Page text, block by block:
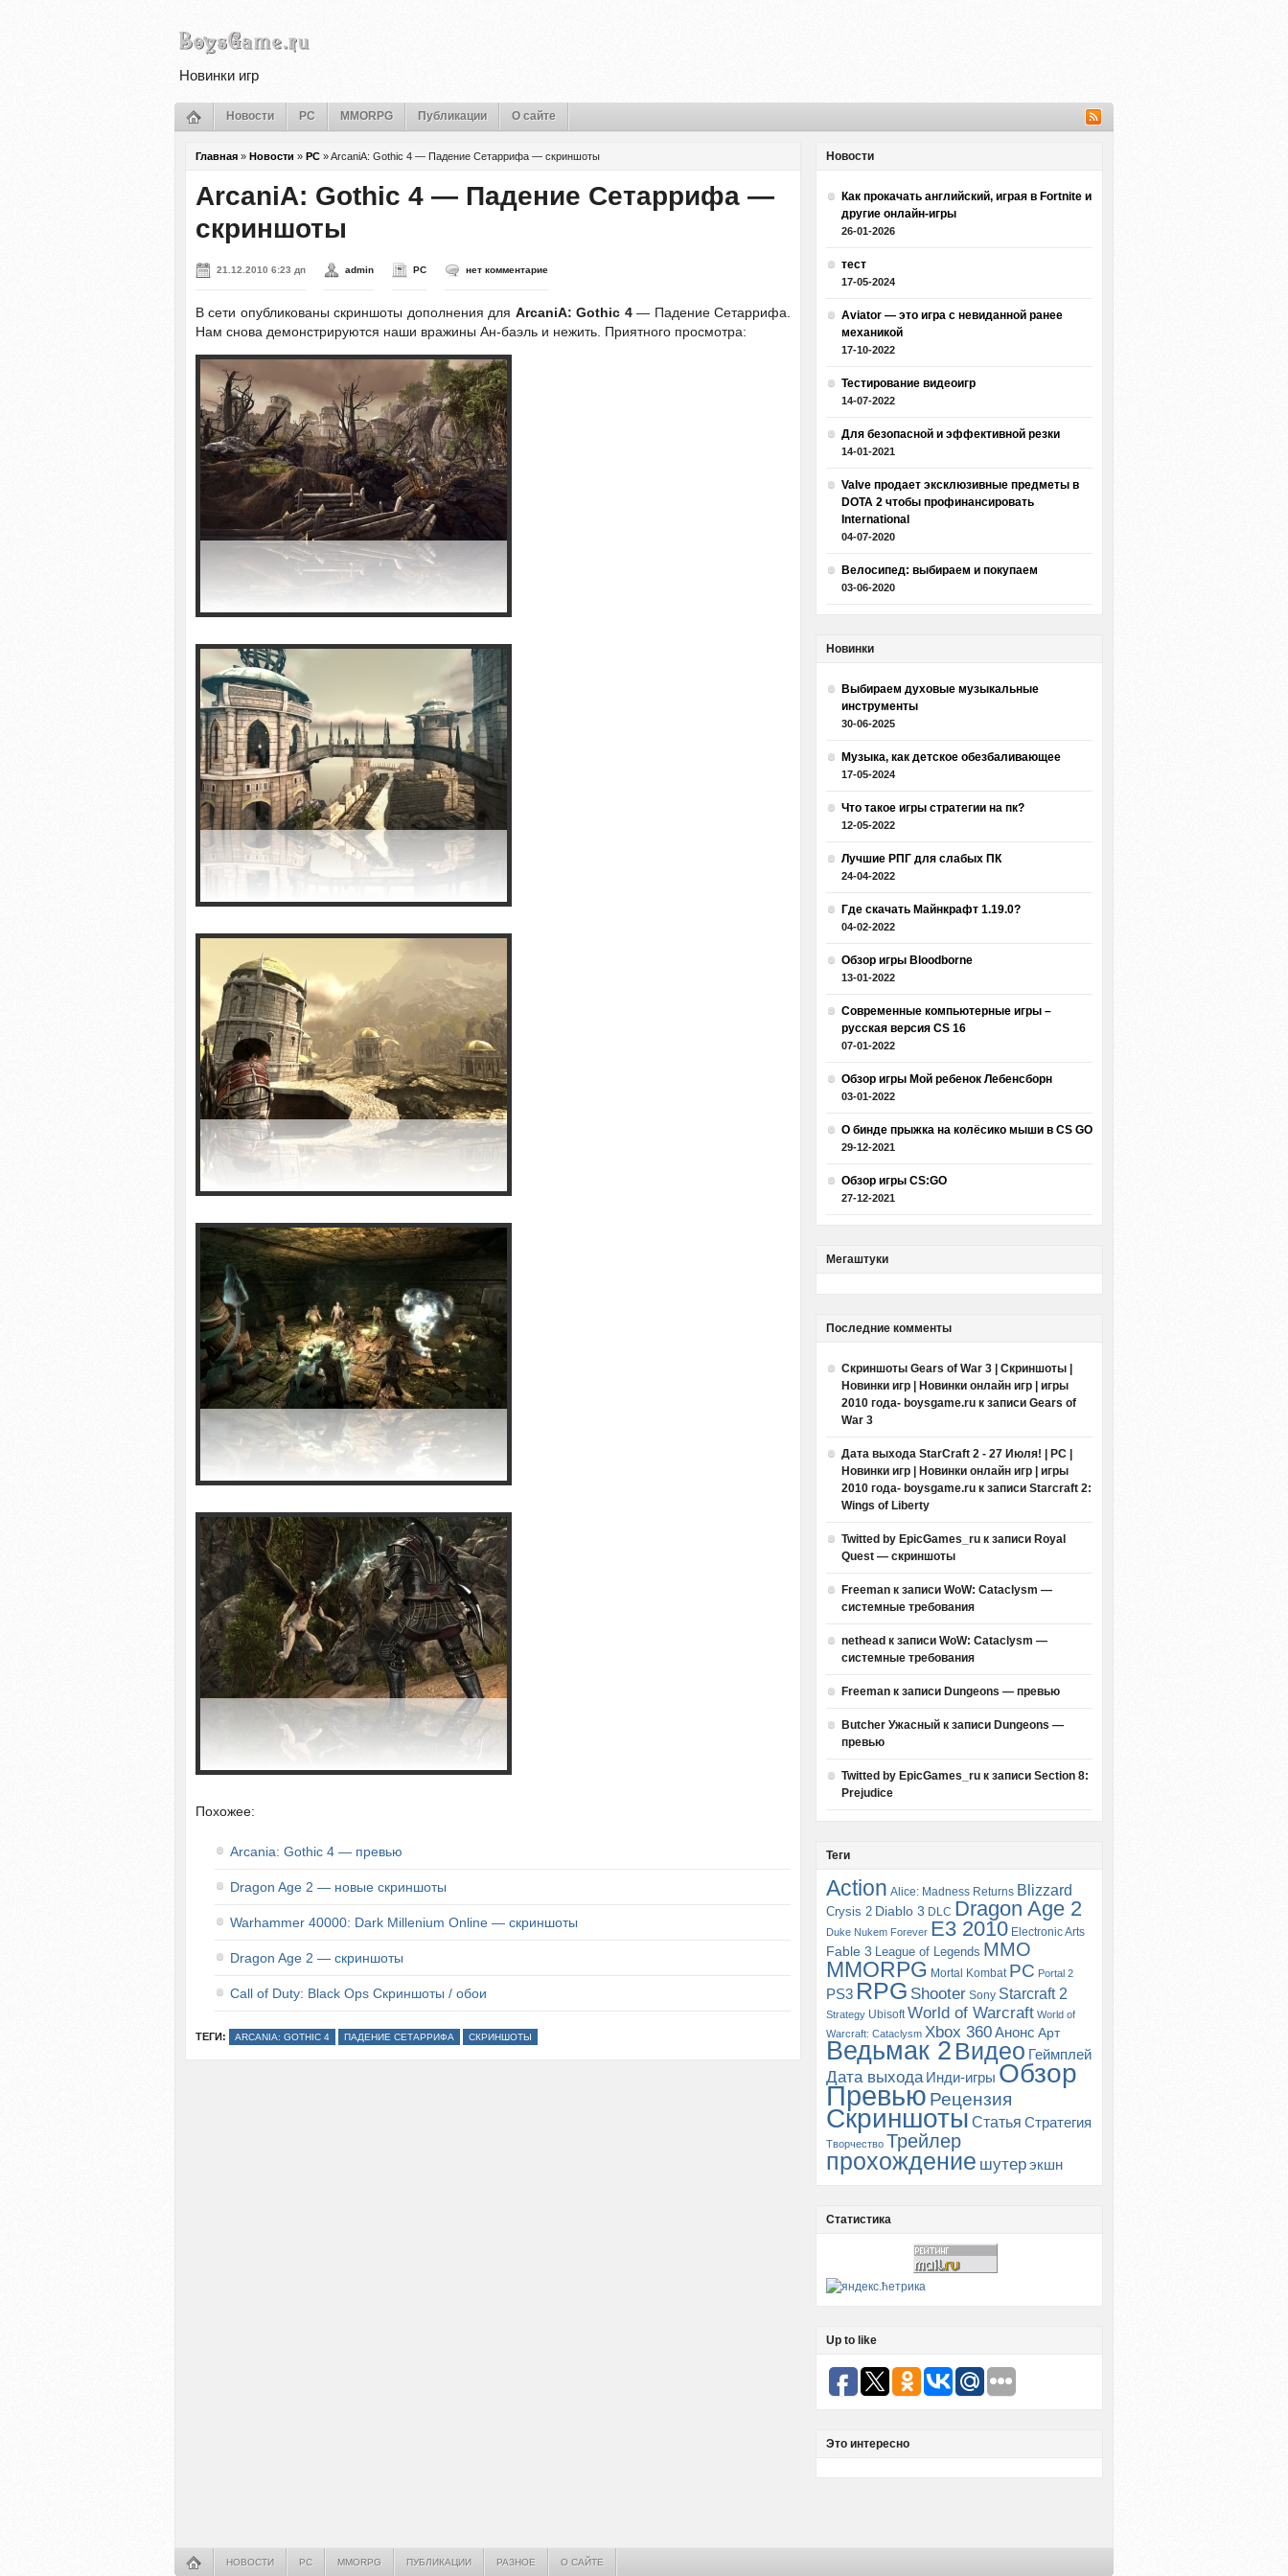
Новинки игр
Новости PC MMORPG Публикации О сайте
Главная » Новости » PC »ArcaniA: Gothic 4 — Падение Сетаррифа — скриншоты
ArcaniA: Gothic 4 — Падение Сетаррифа —
скриншоты
21.12.2010 6:23 дп admin PC нет комментарие
В сети опубликованы скриншоты дополнения для ArcaniA: Gothic 4— Падение Сетаррифа.
Нам снова демонстрируются наши вражины Ан-баэль и нежить. Приятного просмотра:
Похожее:
Arcania: Gothic 4 — превью
Dragon Age 2 — новые скриншоты
Warhammer 40000: Dark Millenium Online — скриншоты
Dragon Age 2 — скриншоты
Call of Duty: Black Ops Скриншоты / обои
ТЕГИ: ARCANIA: GOTHIC 4 ПАДЕНИЕ СЕТАРРИФА СКРИНШОТЫ
Новости
Как прокачать английский, играя в Fortnite и
другие онлайн-игры
26-01-2026
тест
17-05-2024
Aviator — это игра с невиданной ранее
механикой
17-10-2022
Тестирование видеоигр
14-07-2022
Для безопасной и эффективной резки
14-01-2021
Valve продает эксклюзивные предметы в
DOTA 2 чтобы профинансировать
International
04-07-2020
Велосипед: выбираем и покупаем
03-06-2020
Новинки
Выбираем духовые музыкальные
инструменты
30-06-2025
Музыка, как детское обезбаливающее
17-05-2024
Что такое игры стратегии на пк?
12-05-2022
Лучшие РПГ для слабых ПК
24-04-2022
Где скачать Майнкрафт 1.19.0?
04-02-2022
Обзор игры Bloodborne
13-01-2022
Современные компьютерные игры –
русская версия CS 16
07-01-2022
Обзор игры Мой ребенок Лебенсборн
03-01-2022
О бинде прыжка на колёсико мыши в CS GO
29-12-2021
Обзор игры CS:GO
27-12-2021
Мегаштуки
Последние комменты
Скриншоты Gears of War 3 | Скриншоты |
Новинки игр | Новинки онлайн игр | игры
2010 года- boysgame.ru к записи Gears of
War 3
Дата выхода StarCraft 2 - 27 Июля! | PC |
Новинки игр | Новинки онлайн игр | игры
2010 года- boysgame.ru к записи Starcraft 2:
Wings of Liberty
Twitted by EpicGames_ru к записи Royal
Quest — скриншоты
Freeman к записи WoW: Cataclysm —
системные требования
nethead к записи WoW: Cataclysm —
системные требования
Freeman к записи Dungeons — превью
Butcher Ужасный к записи Dungeons —
превью
Twitted by EpicGames_ru к записи Section 8:
Prejudice
Теги
Action Alice: Madness Returns Blizzard
Crysis 2 Diablo 3 DLC Dragon Age 2
Duke Nukem Forever E3 2010 Electronic Arts
Fable 3 League of Legends MMO
MMORPG Mortal Kombat PC Portal 2
PS3 RPG Shooter Sony Starcraft 2
Strategy Ubisoft World of Warcraft World of
Warcraft: Cataclysm Xbox 360Анонс Арт
Ведьмак 2 Видео Геймплей
Дата выхода Инди-игры Обзор
Превью Рецензия
Скриншоты Статья Стратегия
Творчество Трейлер
прохождение шутерэкшн
Статистика
Up to like
Это интересно
НОВОСТИ PC MMORPG ПУБЛИКАЦИИ РАЗНОЕ О САЙТЕ